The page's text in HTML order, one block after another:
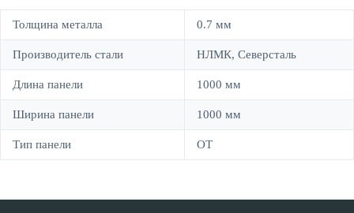
Толщина металла 0.7 мм
Производитель стали НЛМК, Северсталь
Длина панели 1000 мм
Ширина панели 1000 мм
Тип панели OT